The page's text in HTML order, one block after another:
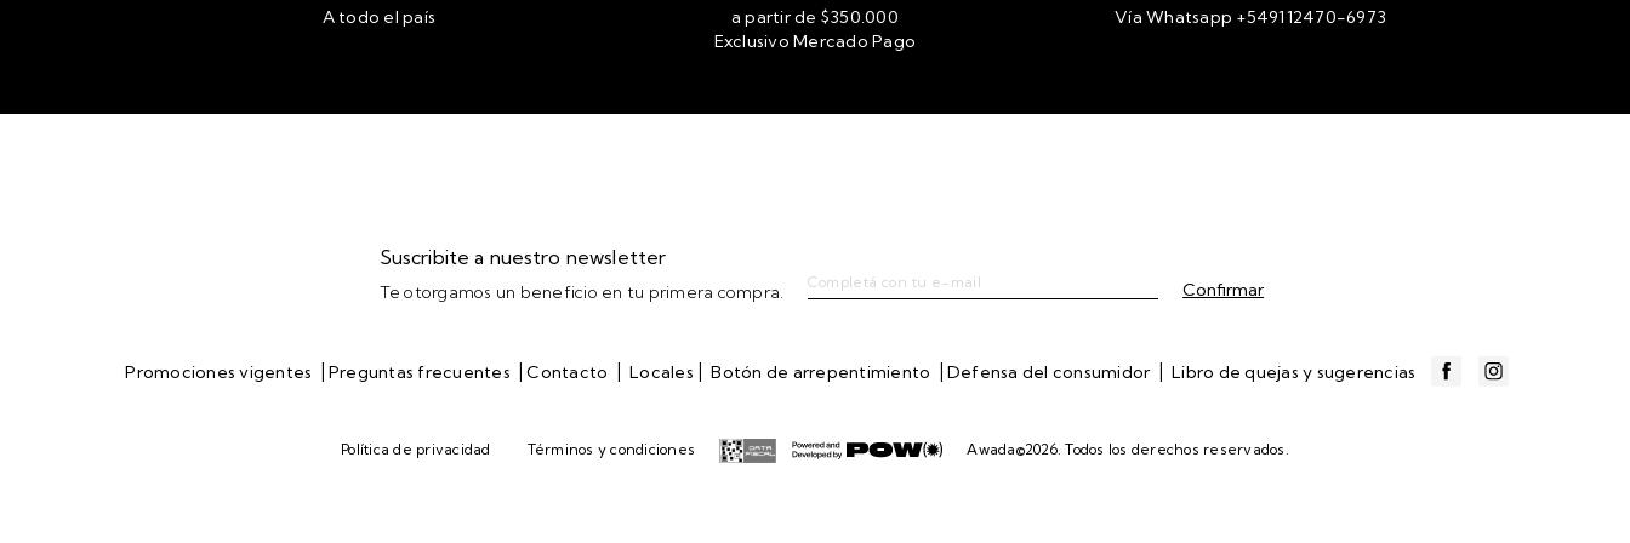
A todo el país
a partir de $350.000
Exclusivo Mercado Pago
Vía Whatsapp +549112470-6973
Suscribite a nuestro newsletter
Te otorgamos un beneficio en tu primera compra.
Promociones vigentes | Preguntas frecuentes | Contacto | Locales | Botón de arrepentimiento | Defensa del consumidor | Libro de quejas y sugerencias
Política de privacidad Términos y condiciones Awada©2026. Todos los derechos reservados.